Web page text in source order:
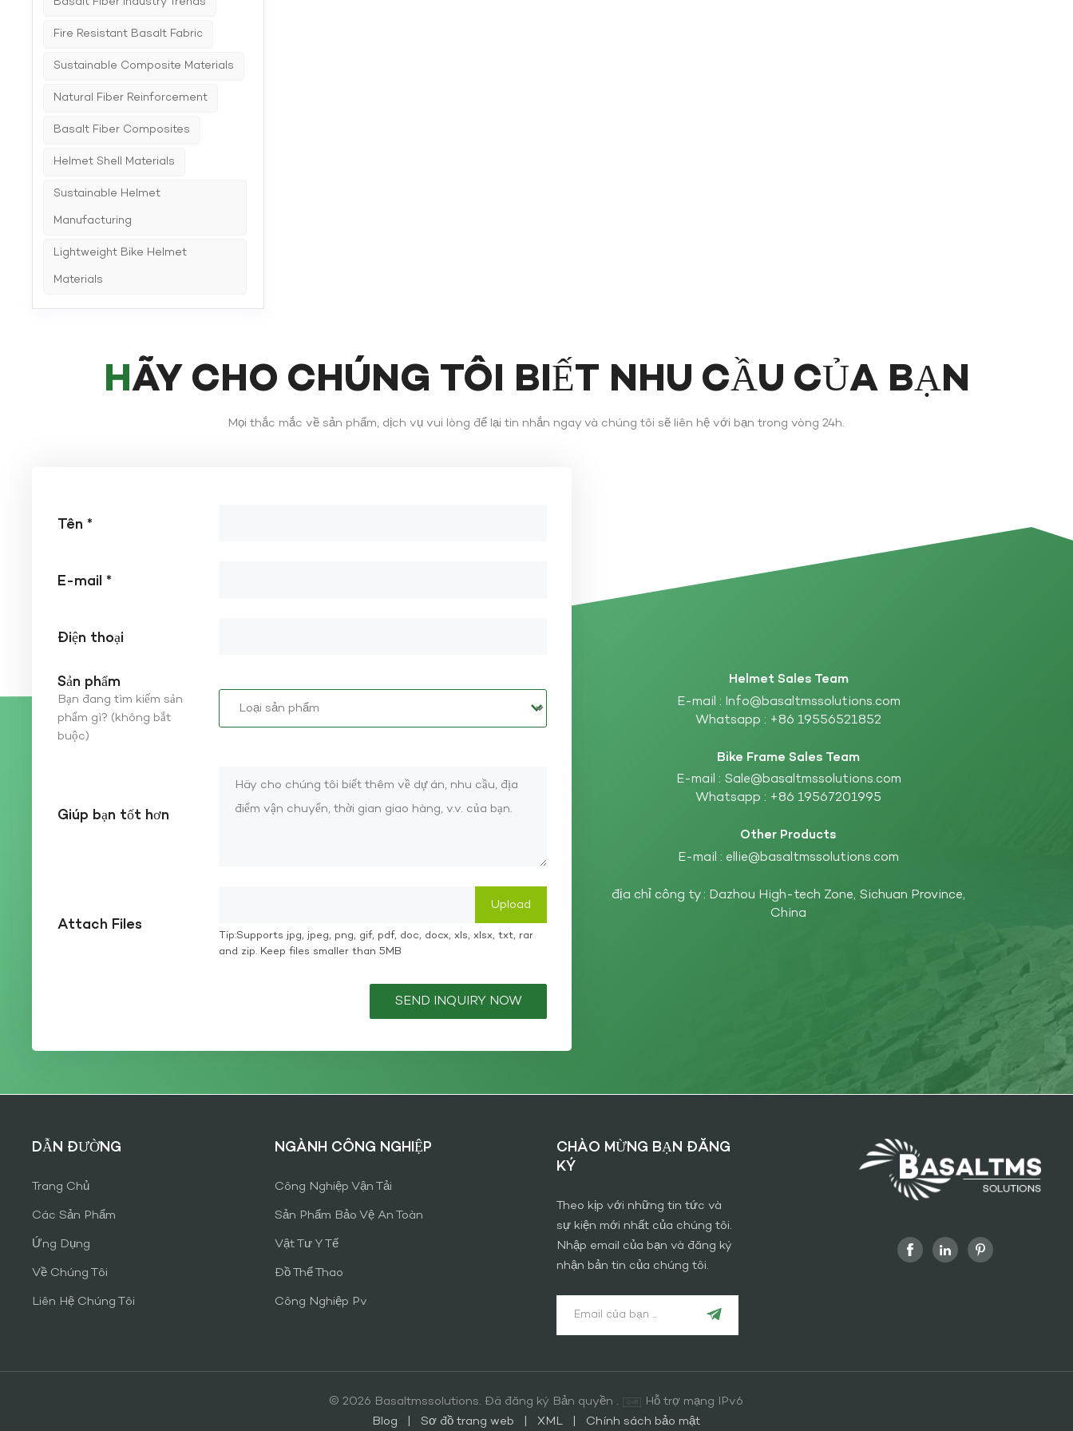
Fire Resistant Basalt Fabric
Sustainable Composite Materials
Natural Fiber Reinforcement
Basalt Fiber Composites
Helmet Shell Materials
Sustainable Helmet
Manufacturing
Lightweight Bike Helmet
Materials
HÃY CHO CHÚNG TÔI BIẾT NHU CẦU CỦA BẠN
Mọi thắc mắc về sản phẩm, dịch vụ vui lòng để lại tin nhắn ngay và chúng tôi sẽ liên hệ với bạn trong vòng 24h.
Tên *
E-mail *
Điện thoại
Sản phẩm
Bạn đang tìm kiếm sản
phẩm gì? (không bắt
buộc)
Giúp bạn tốt hơn
Attach Files
Tip:Supports jpg, jpeg, png, gif, pdf, doc, docx, xls, xlsx, txt, rar
and zip. Keep files smaller than 5MB
SEND INQUIRY NOW
Helmet Sales Team
E-mail : Info@basaltmssolutions.com
Whatsapp : +86 19556521852
Bike Frame Sales Team
E-mail : Sale@basaltmssolutions.com
Whatsapp : +86 19567201995
Other Products
E-mail : ellie@basaltmssolutions.com
địa chỉ công ty : Dazhou High-tech Zone, Sichuan Province,
China
DẪN ĐƯỜNG
Trang Chủ
Các Sản Phẩm
Ứng Dụng
Về Chúng Tôi
Liên Hệ Chúng Tôi
NGÀNH CÔNG NGHIỆP
Công Nghiệp Vận Tải
Sản Phẩm Bảo Vệ An Toàn
Vật Tư Y Tế
Đồ Thể Thao
Công Nghiệp Pv
CHÀO MỪNG BẠN ĐĂNG
KÝ
Theo kịp với những tin tức và
sự kiện mới nhất của chúng tôi.
Nhập email của bạn và đăng ký
nhận bản tin của chúng tôi.
© 2026 Basaltmssolutions. Đã đăng ký Bản quyền .
Hỗ trợ mạng IPv6
Blog
Sơ đồ trang web XML Chính sách bảo mật